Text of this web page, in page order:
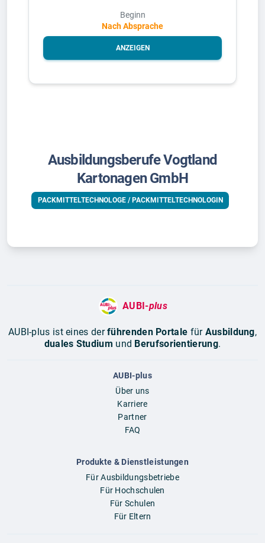
Beginn
Nach Absprache
ANZEIGEN
Ausbildungsberufe Vogtland
Kartonagen GmbH
PACKMITTELTECHNOLOGE / PACKMITTELTECHNOLOGIN
AUBI-plus
AUBI-plus ist eines derführenden Portale für Ausbildung,
duales Studium und Berufsorientierung.
AUBI-plus
Über uns
Karriere
Partner
FAQ
Produkte & Dienstleistungen
Für Ausbildungsbetriebe
Für Hochschulen
Für Schulen
Für Eltern